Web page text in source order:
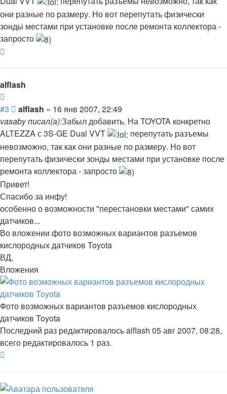
они разные по размеру. Но вот перепутать физически
зонды местами при установке после ремонта коллектора -
запросто
alflash
#3
Сообщение
alflash » 16 янв 2007, 22:49
vasaby писал(а):Забыл добавить. На TOYOTA конкретно
ALTEZZA с 3S-GE Dual VVT
перепутать разъемы
невозможно, так как они разные по размеру. Но вот
перепутать физически зонды местами при установке после
ремонта коллектора - запросто
Привет!
Спасибо за инфу!
особенно о возможности "перестановки местами" самих
датчиков...
Во вложении фото возможных вариантов разъемов
кислородных датчиков Toyota
ВД,
Вложения
Фото возможных вариантов разъемов кислородных
датчиков Toyota
Последний раз редактировалосьalflash 05 авг 2007, 08:28,
всего редактировалось 1 раз.